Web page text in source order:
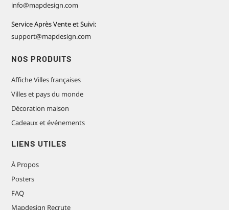
info@mapdesign.com
Service Après Vente et Suivi:
support@mapdesign.com
NOS PRODUITS
Affiche Villes françaises
Villes et pays du monde
Décoration maison
Cadeaux et événements
LIENS UTILES
À Propos
Posters
FAQ
Mapdesign Recrute